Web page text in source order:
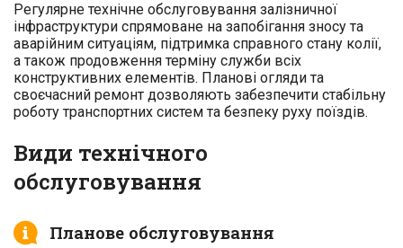
Регулярне технічне обслуговування залізничної
інфраструктури спрямоване на запобігання зносу та
аварійним ситуаціям, підтримка справного стану колії,
а також продовження терміну служби всіх
конструктивних елементів. Планові огляди та
своєчасний ремонт дозволяють забезпечити стабільну
роботу транспортних систем та безпеку руху поїздів.
Види технічного
обслуговування
Планове обслуговування